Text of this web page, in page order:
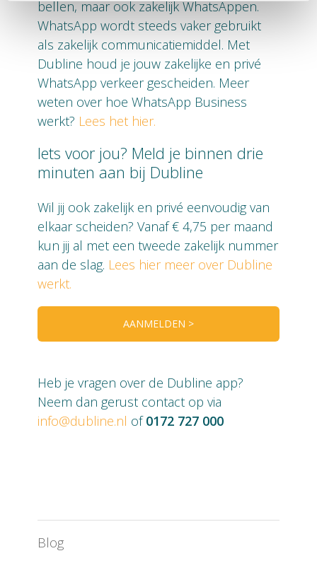
bellen, maar ook zakelijk WhatsAppen.
WhatsApp wordt steeds vaker gebruikt
als zakelijk communicatiemiddel. Met
Dubline houd je jouw zakelijke en privé
WhatsApp verkeer gescheiden. Meer
weten over hoe WhatsApp Business
werkt? Lees het hier.
Iets voor jou? Meld je binnen drie
minuten aan bij Dubline
Wil jij ook zakelijk en privé eenvoudig van
elkaar scheiden? Vanaf € 4,75 per maand
kun jij al met een tweede zakelijk nummer
aan de slag. Lees hier meer over Dubline
werkt.
AANMELDEN >
Heb je vragen over de Dubline app?
Neem dan gerust contact op via
info@dubline.nl of0172 727 000
Blog